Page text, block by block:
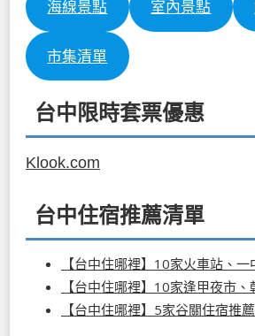
海線景點 室內景點
市集清單
台中限時套票優惠
Klook.com
台中住宿推薦清單
【台中住哪裡】10家火車站、
【台中住哪裡】10家逢甲夜市
【台中住哪裡】5家谷關住宿推